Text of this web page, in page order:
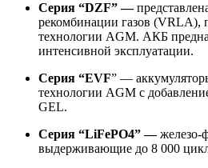
Серия “DZF” —
рекомбинации газов (VRLA),
технологии AGM. АКБ
интенсивной эксплуатации.
Серия “EVF” —
технологии AGM с
GEL.
Серия “LiFePO4” —железо-
выдерживающие до 8 000